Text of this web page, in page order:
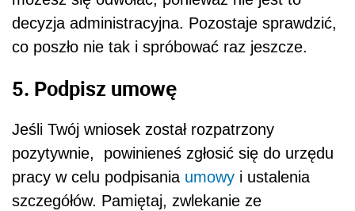
decyzja administracyjna. Pozostaje sprawdzić,
co poszło nie tak i spróbować raz jeszcze.
5. Podpisz umowę
Jeśli Twój wniosek został rozpatrzony
pozytywnie, powinieneś zgłosić się do urzędu
pracy w celu podpisania umowy i ustalenia
szczegółów. Pamiętaj, zwlekanie ze